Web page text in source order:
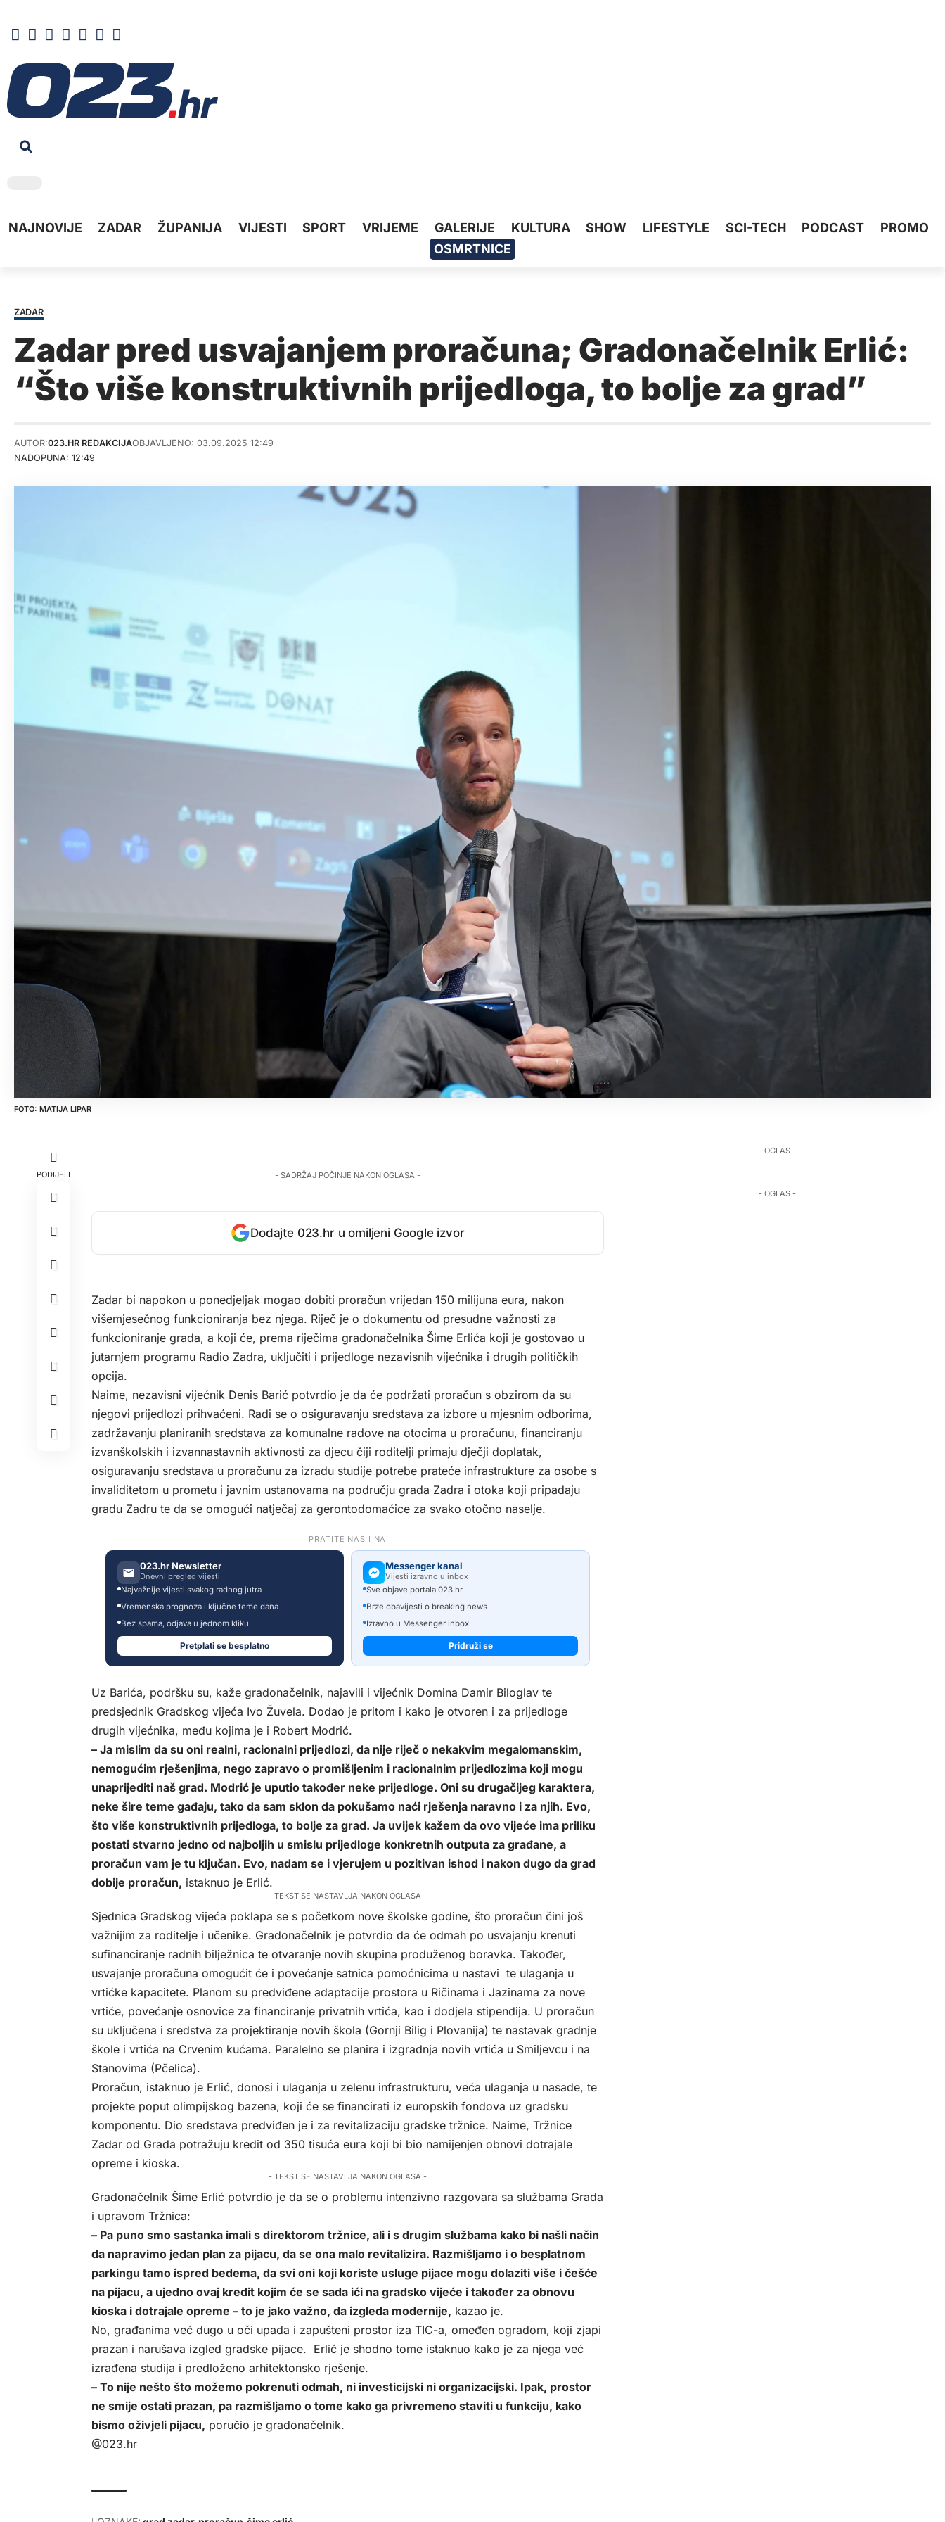
NAJNOVIJE ZADAR ŽUPANIJA VIJESTI SPORT VRIJEME GALERIJE KULTURA SHOW LIFESTYLE SCI-TECH PODCAST
PROMO
OSMRTNICE
ZADAR
Zadar pred usvajanjem proračuna; Gradonačelnik Erlić:
“Što više konstruktivnih prijedloga, to bolje za grad”
NADOPUNA: 12:49
AUTOR:023.HR REDAKCIJAOBJAVLJENO: 03.09.2025 12:49
MATIJA LIPAR
PODIJELI - SADRŽAJ POČINJE NAKON OGLASA -
Dodajte 023.hr u omiljeni Google izvor
Zadar bi napokon u ponedjeljak mogao dobiti proračun vrijedan 150 milijuna eura, nakon
višemjesečnog funkcioniranja bez njega. Riječ je o dokumentu od presudne važnosti za
funkcioniranje grada, a koji će, prema riječima gradonačelnika Šime Erlića koji je gostovao u
jutarnjem programu Radio Zadra, uključiti i prijedloge nezavisnih vijećnika i drugih političkih
opcija.
Naime, nezavisni vijećnik Denis Barić potvrdio je da će podržati proračun s obzirom da su
njegovi prijedlozi prihvaćeni. Radi se o osiguravanju sredstava za izbore u mjesnim odborima,
zadržavanju planiranih sredstava za komunalne radove na otocima u proračunu, financiranju
izvanškolskih i izvannastavnih aktivnosti za djecu čiji roditelji primaju dječji doplatak,
osiguravanju sredstava u proračunu za izradu studije potrebe prateće infrastrukture za osobe s
invaliditetom u prometu i javnim ustanovama na području grada Zadra i otoka koji pripadaju
gradu Zadru te da se omogući natječaj za gerontodomaćice za svako otočno naselje.
PRATITE NAS I NA
023.hr Newsletter
Dnevni pregled vijesti
Najvažnije vijesti svakog radnog jutra
Vremenska prognoza i ključne teme dana
Bez spama, odjava u jednom kliku
Pretplati se besplatno
Messenger kanal
Vijesti izravno u inbox
Sve objave portala 023.hr
Brze obavijesti o breaking news
Izravno u Messenger inbox
Pridruži se
Uz Barića, podršku su, kaže gradonačelnik, najavili i vijećnik Domina Damir Biloglav te
predsjednik Gradskog vijeća Ivo Žuvela. Dodao je pritom i kako je otvoren i za prijedloge
drugih vijećnika, među kojima je i Robert Modrić.
– Ja mislim da su oni realni, racionalni prijedlozi, da nije riječ o nekakvim megalomanskim,
nemogućim rješenjima, nego zapravo o promišljenim i racionalnim prijedlozima koji mogu
unaprijediti naš grad. Modrić je uputio također neke prijedloge. Oni su drugačijeg karaktera,
neke šire teme gađaju, tako da sam sklon da pokušamo naći rješenja naravno i za njih. Evo,
što više konstruktivnih prijedloga, to bolje za grad. Ja uvijek kažem da ovo vijeće ima priliku
postati stvarno jedno od najboljih u smislu prijedloge konkretnih outputa za građane, a
proračun vam je tu ključan. Evo, nadam se i vjerujem u pozitivan ishod i nakon dugo da grad
dobije proračun, istaknuo je Erlić.
- TEKST SE NASTAVLJA NAKON OGLASA -
Sjednica Gradskog vijeća poklapa se s početkom nove školske godine, što proračun čini još
važnijim za roditelje i učenike. Gradonačelnik je potvrdio da će odmah po usvajanju krenuti
sufinanciranje radnih bilježnica te otvaranje novih skupina produženog boravka. Također,
usvajanje proračuna omogućit će i povećanje satnica pomoćnicima u nastavi te ulaganja u
vrtićke kapacitete. Planom su predviđene adaptacije prostora u Ričinama i Jazinama za nove
vrtiće, povećanje osnovice za financiranje privatnih vrtića, kao i dodjela stipendija. U proračun
su uključena i sredstva za projektiranje novih škola (Gornji Bilig i Plovanija) te nastavak gradnje
škole i vrtića na Crvenim kućama. Paralelno se planira i izgradnja novih vrtića u Smiljevcu i na
Stanovima (Pčelica).
Proračun, istaknuo je Erlić, donosi i ulaganja u zelenu infrastrukturu, veća ulaganja u nasade, te
projekte poput olimpijskog bazena, koji će se financirati iz europskih fondova uz gradsku
komponentu. Dio sredstava predviđen je i za revitalizaciju gradske tržnice. Naime, Tržnice
Zadar od Grada potražuju kredit od 350 tisuća eura koji bi bio namijenjen obnovi dotrajale
opreme i kioska.
- TEKST SE NASTAVLJA NAKON OGLASA -
Gradonačelnik Šime Erlić potvrdio je da se o problemu intenzivno razgovara sa službama Grada
i upravom Tržnica:
– Pa puno smo sastanka imali s direktorom tržnice, ali i s drugim službama kako bi našli način
da napravimo jedan plan za pijacu, da se ona malo revitalizira. Razmišljamo i o besplatnom
parkingu tamo ispred bedema, da svi oni koji koriste usluge pijace mogu dolaziti više i češće
na pijacu, a ujedno ovaj kredit kojim će se sada ići na gradsko vijeće i također za obnovu
kioska i dotrajale opreme – to je jako važno, da izgleda modernije, kazao je.
No, građanima već dugo u oči upada i zapušteni prostor iza TIC-a, omeđen ogradom, koji zjapi
prazan i narušava izgled gradske pijace. Erlić je shodno tome istaknuo kako je za njega već
izrađena studija i predloženo arhitektonsko rješenje.
– To nije nešto što možemo pokrenuti odmah, ni investicijski ni organizacijski. Ipak, prostor
ne smije ostati prazan, pa razmišljamo o tome kako ga privremeno staviti u funkciju, kako
bismo oživjeli pijacu, poručio je gradonačelnik.
@023.hr
- OGLAS -
- OGLAS -